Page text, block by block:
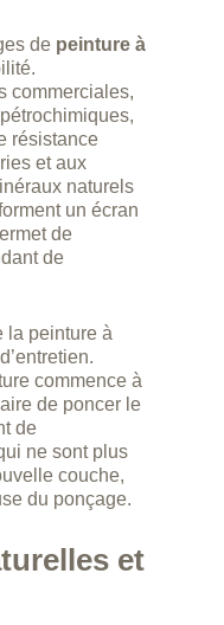
de peinture à
commerciales,
résistance
et aux
naturels
un écran
de
de
la peinture à
commence à
de poncer le
de
ne sont plus
couche,
du ponçage.
et